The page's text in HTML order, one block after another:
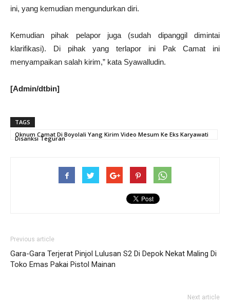
ini, yang kemudian mengundurkan diri.
Kemudian pihak pelapor juga (sudah dipanggil dimintai
klarifikasi). Di pihak yang terlapor ini Pak Camat ini
menyampaikan salah kirim,” kata Syawalludin.
[Admin/dtbin]
TAGS
Oknum Camat Di Boyolali Yang Kirim Video Mesum Ke Eks Karyawati
Disanksi Teguran
Previous article
Gara-Gara Terjerat Pinjol Lulusan S2 Di Depok Nekat Maling Di
Toko Emas Pakai Pistol Mainan
Next article